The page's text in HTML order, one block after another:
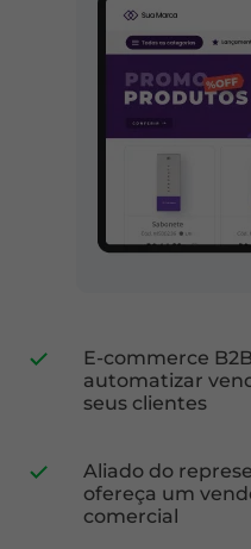
E-commerce
automatizar
seus clientes
Aliado do
ofereça um
comercial